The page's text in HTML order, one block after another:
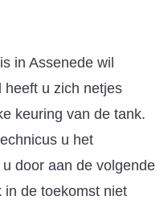
in Assenede wil
heeft u zich netjes
keuring van de tank.
u het
door aan de volgende
in de toekomst niet